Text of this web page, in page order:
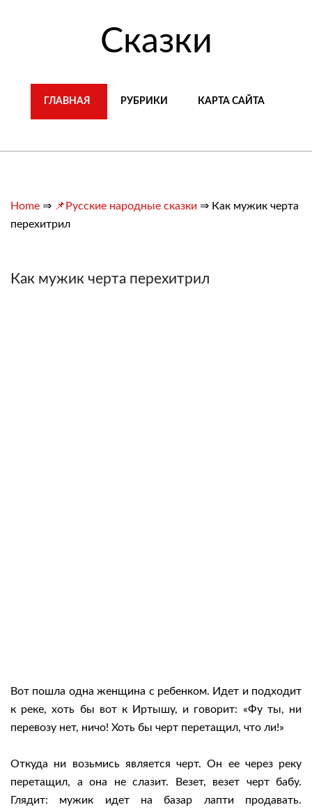
Сказки
ГЛАВНАЯ РУБРИКИ КАРТА САЙТА
Home ⇒ 📌Русские народные сказки ⇒ Как мужик черта
перехитрил
Как мужик черта перехитрил
Вот пошла одна женщина с ребенком. Идет и подходит
к реке, хоть бы вот к Иртышу, и говорит: «Фу ты, ни
перевозу нет, ничо! Хоть бы черт перетащил, что ли!»
Откуда ни возьмись является черт. Он ее через реку
перетащил, а она не слазит. Везет, везет черт бабу.
Глядит: мужик идет на базар лапти продавать.